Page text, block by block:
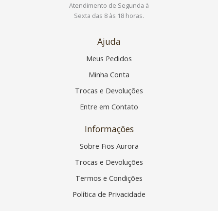
Atendimento de Segunda à
Sexta das 8 às 18 horas.
Ajuda
Meus Pedidos
Minha Conta
Trocas e Devoluções
Entre em Contato
Informações
Sobre Fios Aurora
Trocas e Devoluções
Termos e Condições
Política de Privacidade